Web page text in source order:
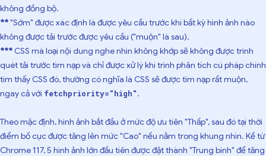
không đồng bộ.
**"Sớm" được xác định là được yêu cầu trước khi bất kỳ hình ảnh nào
không được tải trước được yêu cầu ("muộn" là sau).
*** CSS mà loại nội dung nghe nhìn không khớp sẽ không được trình
quét tải trước tìm nạp và chỉ được xử lý khi trình phân tích cú pháp chính
tìm thấy CSS đó, thường có nghĩa là CSS sẽ được tìm nạp rất muộn,
ngay cả với fetchpriority="high".
Theo mặc định, hình ảnh bắt đầu ở mức độ ưu tiên "Thấp", sau đó tại thời
điểm bố cục được tăng lên mức "Cao" nếu nằm trong khung nhìn. Kể từ
Chrome 117, 5 hình ảnh lớn đầu tiên được đặt thành "Trung bình" để tăng